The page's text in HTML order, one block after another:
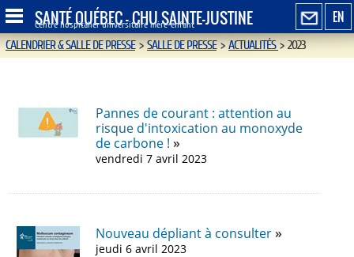
EN
SANTÉ QUÉBEC - CHU SAINTE-JUSTINE
Centre hospitalier universitaire mère-enfant
CALENDRIER & SALLE DE PRESSE>SALLE DE PRESSE>ACTUALITÉS>2023
Pannes de courant : attention au
risque d'intoxication au monoxyde
de carbone !
vendredi 7 avril 2023
Nouveau dépliant à consulter
jeudi 6 avril 2023